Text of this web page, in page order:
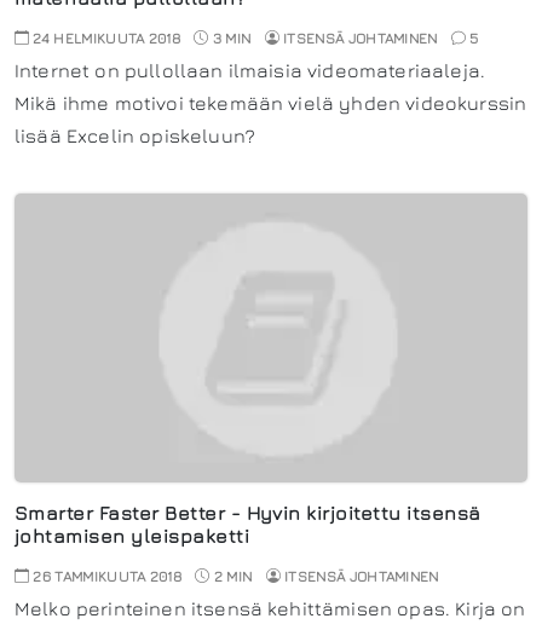
24 HELMIKUUTA 2018 3 MIN ITSENSÄ JOHTAMINEN 5
Internet on pullollaan ilmaisia videomateriaaleja.
Mikä ihme motivoi tekemään vielä yhden videokurssin
lisää Excelin opiskeluun?
Smarter Faster Better - Hyvin kirjoitettu itsensä
johtamisen yleispaketti
26 TAMMIKUUTA 2018 2 MIN ITSENSÄ JOHTAMINEN
Melko perinteinen itsensä kehittämisen opas. Kirja on